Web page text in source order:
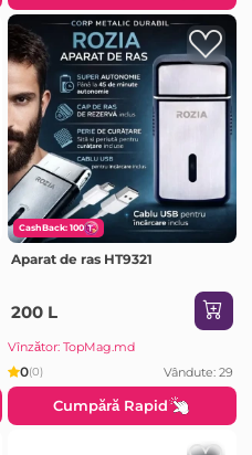
CashBack: 100
Aparat de ras HT9321
200 L
Vînzător: TopMag.md
0(0) Vândute: 29
Cumpără Rapid